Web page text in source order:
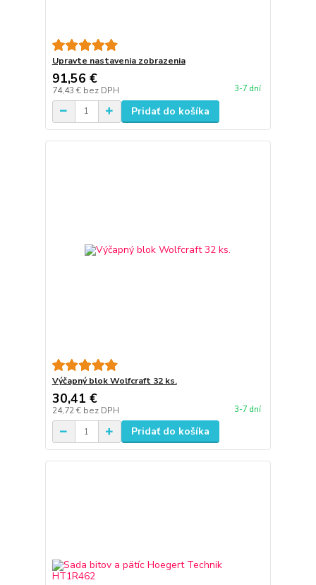
Upravte nastavenia zobrazenia
91,56 €
74,43 € bez DPH 3-7 dní
Pridať do košíka
Výčapný blok Wolfcraft 32 ks.
30,41 €
24,72 € bez DPH 3-7 dní
Pridať do košíka